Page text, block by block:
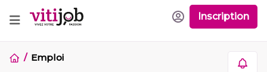
Inscription
Emploi